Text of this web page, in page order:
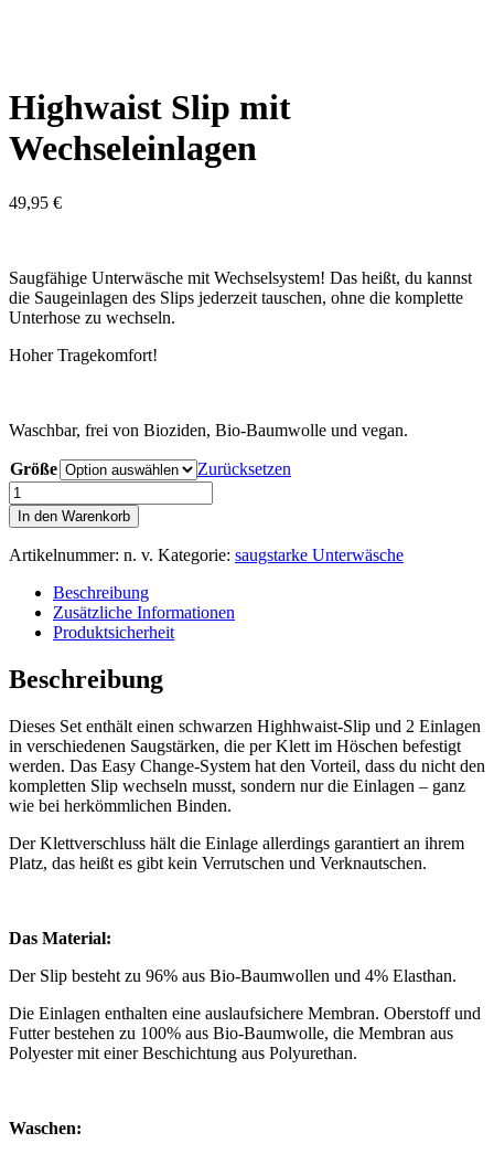
Highwaist Slip mit
Wechseleinlagen
49,95 €
Saugfähige Unterwäsche mit Wechselsystem! Das heißt, du kannst
die Saugeinlagen des Slips jederzeit tauschen, ohne die komplette
Unterhose zu wechseln.
Hoher Tragekomfort!
Waschbar, frei von Bioziden, Bio-Baumwolle und vegan.
Größe
Zurücksetzen
Highwaist
Slip
mit
Wechseleinlagen
In den Warenkorb
Artikelnummer: n. v. Kategorie: saugstarke Unterwäsche
Beschreibung
Zusätzliche Informationen
Produktsicherheit
Beschreibung
Dieses Set enthält einen schwarzen Highhwaist-Slip und 2 Einlagen
in verschiedenen Saugstärken, die per Klett im Höschen befestigt
werden. Das Easy Change-System hat den Vorteil, dass du nicht den
kompletten Slip wechseln musst, sondern nur die Einlagen – ganz
wie bei herkömmlichen Binden.
Der Klettverschluss hält die Einlage allerdings garantiert an ihrem
Platz, das heißt es gibt kein Verrutschen und Verknautschen.
Das Material:
Der Slip besteht zu 96% aus Bio-Baumwollen und 4% Elasthan.
Die Einlagen enthalten eine auslaufsichere Membran. Oberstoff und
Futter bestehen zu 100% aus Bio-Baumwolle, die Membran aus
Polyester mit einer Beschichtung aus Polyurethan.
Waschen: